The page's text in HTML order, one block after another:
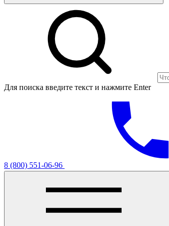
Для поиска введите текст и нажмите Enter
8 (800) 551-06-96